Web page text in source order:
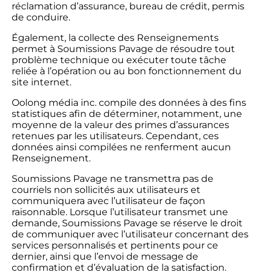
réclamation d’assurance, bureau de crédit, permis
de conduire.
Également, la collecte des Renseignements
permet à Soumissions Pavage de résoudre tout
problème technique ou exécuter toute tâche
reliée à l’opération ou au bon fonctionnement du
site internet.
Oolong média inc. compile des données à des fins
statistiques afin de déterminer, notamment, une
moyenne de la valeur des primes d’assurances
retenues par les utilisateurs. Cependant, ces
données ainsi compilées ne renferment aucun
Renseignement.
Soumissions Pavage ne transmettra pas de
courriels non sollicités aux utilisateurs et
communiquera avec l’utilisateur de façon
raisonnable. Lorsque l’utilisateur transmet une
demande, Soumissions Pavage se réserve le droit
de communiquer avec l’utilisateur concernant des
services personnalisés et pertinents pour ce
dernier, ainsi que l’envoi de message de
confirmation et d’évaluation de la satisfaction.